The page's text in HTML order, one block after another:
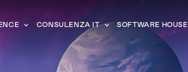
CONSULENZA IT SOFTWARE HOUSE